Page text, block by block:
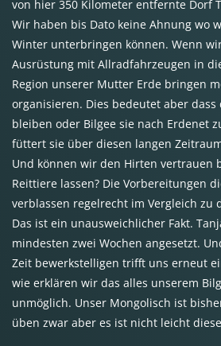
von hier 350 Kilometer entfernte Dorf
Wir haben bis Dato keine Ahnung wo
Winter unterbringen können. Wenn
Ausrüstung mit Allradfahrzeugen in
Region unserer Mutter Erde bringen
organisieren. Dies bedeutet aber
bleiben oder Bilgee sie nach Erdenet
füttert sie über diesen langen
Und können wir den Hirten vertrauen
Reittiere lassen? Die Vorbereitungen
verblassen regelrecht im Vergleich zu
Das ist ein unausweichlicher Fakt.
mindesten zwei Wochen angesetzt.
Zeit bewerkstelligen trifft uns erneut
wie erklären wir das alles unserem
unmöglich. Unser Mongolisch ist
üben zwar aber es ist nicht leicht